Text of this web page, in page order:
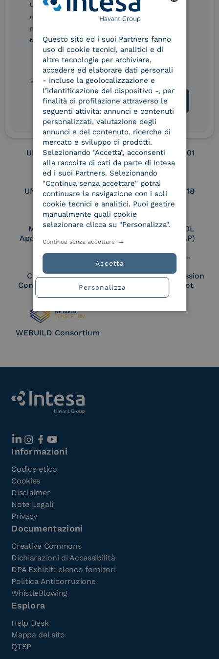
Remote Qualified
Electronic Signature /
Seal Creation
Service Provider e
Aggregatore SPID
Service Provider e
Aggregatore CIE
Conservatore
qualificato
UNI EN ISO 37001
UNI EN ISO 9001 UNI EN ISO 27001
UNI EN ISO 27017 UNI EN ISO 27018
Membro Adobe
Approved Trust List
Certified PEPPOL
Access Point (AP)
Cloud Signature
Consortium Member
European Commission
Large Scale Pilot
Member
WEBUILD Consortium
Ulteriori informazioni sulle procedure sono disponibili
nelle Norme di tutela della privacy INTESA. Inoltrando il
presente modulo, dichiaro di aver letto e compreso le
Norme di tutela della privacy INTESA.
* campo obbligatorio
Informazioni
Codice etico
Cookies
Disclaimer
Note Legali
Privacy
Documentazioni
Creative Commons
Dichiarazioni di Accessibilità
DPA Exhibit: elenco fornitori
Politica Anticorruzione
WhistleBlowing
Esplora
Help Desk
Mappa del sito
QTSP
ITALIAN
Questo sito ed i suoi Partners fanno
uso di cookie tecnici, analitici e di
altre tecnologie per archiviare,
accedere ed elaborare dati personali
- incluse la geolocalizzazione e
l’identificazione del dispositivo -, per
finalità di profilazione attraverso le
seguenti attività: annunci e contenuti
personalizzati, valutazione degli
annunci e del contenuto, ricerche di
mercato e sviluppo di prodotti.
Selezionando "Accetta", acconsenti
alla raccolta di dati da parte di Intesa
ed i suoi Partners. Selezionando
"Continua senza accettare" potrai
continuare la navigazione con i soli
cookie tecnici e analitici. Puoi gestire
manualmente quali cookie
selezionare clicca su "Personalizza".
Accetta
Continua senza accettare
Personalizza